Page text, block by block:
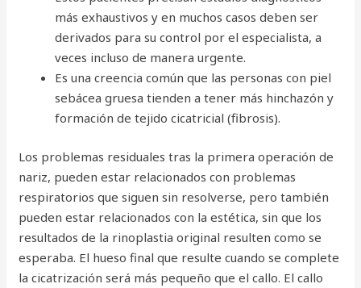
más exhaustivos y en muchos casos deben ser
derivados para su control por el especialista, a
veces incluso de manera urgente.
Es una creencia común que las personas con piel
sebácea gruesa tienden a tener más hinchazón y
formación de tejido cicatricial (fibrosis).
Los problemas residuales tras la primera operación de
nariz, pueden estar relacionados con problemas
respiratorios que siguen sin resolverse, pero también
pueden estar relacionados con la estética, sin que los
resultados de la rinoplastia original resulten como se
esperaba. El hueso final que resulte cuando se complete
la cicatrización será más pequeño que el callo. El callo